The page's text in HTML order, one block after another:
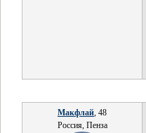
Макфлай, 48
Россия, Пенза